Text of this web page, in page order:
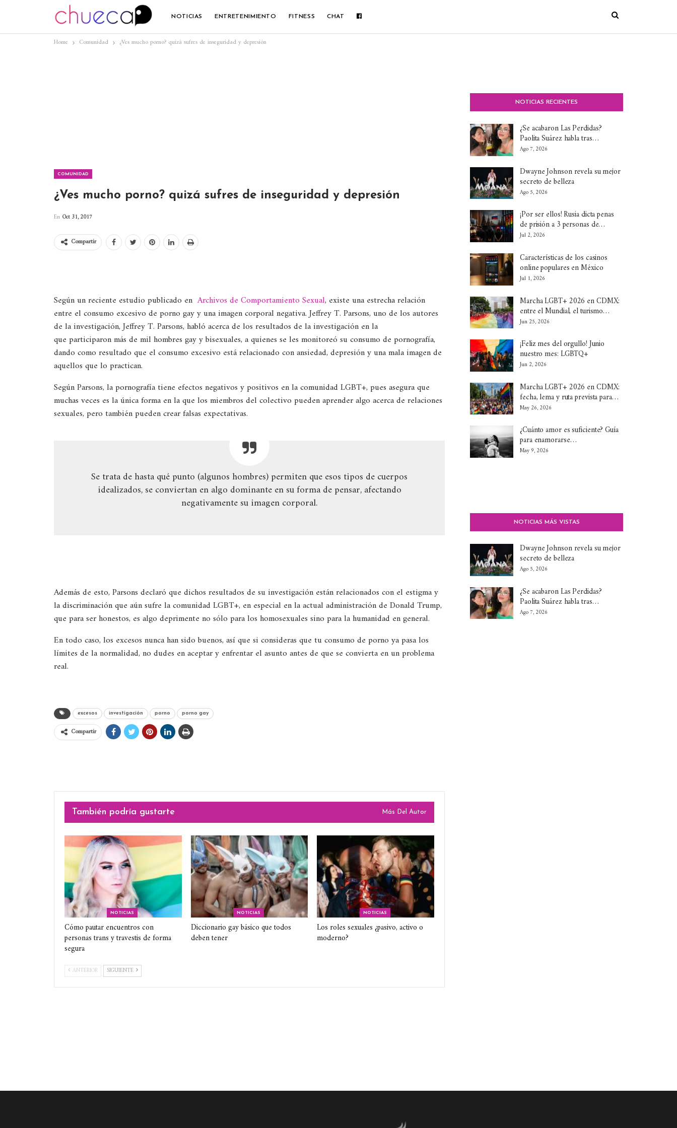
NOTICIAS ENTRETENIMIENTO FITNESS CHAT
Home Comunidad ¿Ves mucho porno? quizá sufres de inseguridad y depresión
COMUNIDAD
¿Ves mucho porno? quizá sufres de inseguridad y depresión
En Oct 31, 2017
Compartir
Según un reciente estudio publicado en Archivos de Comportamiento Sexual, existe una estrecha relación
entre el consumo excesivo de porno gay y una imagen corporal negativa. Jeffrey T. Parsons, uno de los autores
de la investigación, Jeffrey T. Parsons, habló acerca de los resultados de la investigación en la
que participaron más de mil hombres gay y bisexuales, a quienes se les monitoreó su consumo de pornografía,
dando como resultado que el consumo excesivo está relacionado con ansiedad, depresión y una mala imagen de
aquellos que lo practican.
Según Parsons, la pornografía tiene efectos negativos y positivos en la comunidad LGBT+, pues asegura que
muchas veces es la única forma en la que los miembros del colectivo pueden aprender algo acerca de relaciones
sexuales, pero también pueden crear falsas expectativas.
Se trata de hasta qué punto (algunos hombres) permiten que esos tipos de cuerpos
idealizados, se conviertan en algo dominante en su forma de pensar, afectando
negativamente su imagen corporal.
Además de esto, Parsons declaró que dichos resultados de su investigación están relacionados con el estigma y
la discriminación que aún sufre la comunidad LGBT+, en especial en la actual administración de Donald Trump,
que para ser honestos, es algo deprimente no sólo para los homosexuales sino para la humanidad en general.
En todo caso, los excesos nunca han sido buenos, así que si consideras que tu consumo de porno ya pasa los
límites de la normalidad, no dudes en aceptar y enfrentar el asunto antes de que se convierta en un problema
real.
excesos investigación porno porno gay
Compartir
También podría gustarte Más Del Autor
NOTICIAS
Cómo pautar encuentros con
personas trans y travestis de forma
segura
NOTICIAS
Diccionario gay básico que todos
deben tener
NOTICIAS
Los roles sexuales ¿pasivo, activo o
moderno?
ANTERIOR SIGUIENTE
NOTICIAS RECIENTES
¿Se acabaron Las Perdidas?
Paolita Suárez habla tras…
Ago 7, 2026
Dwayne Johnson revela su mejor
secreto de belleza
Ago 5, 2026
¡Por ser ellos! Rusia dicta penas
de prisión a 3 personas de…
Jul 2, 2026
Características de los casinos
online populares en México
Jul 1, 2026
Marcha LGBT+ 2026 en CDMX:
entre el Mundial, el turismo…
Jun 25, 2026
¡Feliz mes del orgullo! Junio
nuestro mes: LGBTQ+
Jun 2, 2026
Marcha LGBT+ 2026 en CDMX:
fecha, lema y ruta prevista para…
May 26, 2026
¿Cuánto amor es suficiente? Guía
para enamorarse…
May 9, 2026
NOTICIAS MÁS VISTAS
Dwayne Johnson revela su mejor
secreto de belleza
Ago 5, 2026
¿Se acabaron Las Perdidas?
Paolita Suárez habla tras…
Ago 7, 2026